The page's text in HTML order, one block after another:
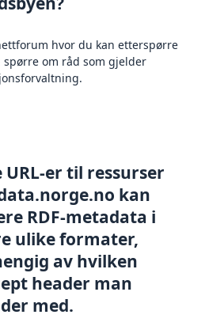
hvor du kan etterspørre
om råd som gjelder
URL-er til ressurser
kan
RDF-metadata i
ulike formater,
av hvilken
header man
med.